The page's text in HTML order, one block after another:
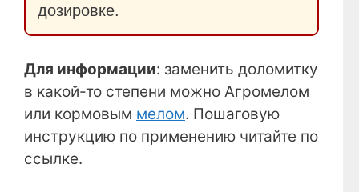
дозировке.
Для информации: заменить доломитку
в какой-то степени можно Агромелом
или кормовым мелом. Пошаговую
инструкцию по применению читайте по
ссылке.